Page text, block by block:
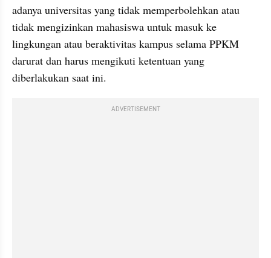
adanya universitas yang tidak memperbolehkan atau
tidak mengizinkan mahasiswa untuk masuk ke
lingkungan atau beraktivitas kampus selama PPKM
darurat dan harus mengikuti ketentuan yang
diberlakukan saat ini.
ADVERTISEMENT